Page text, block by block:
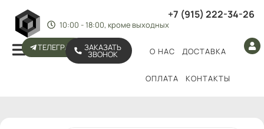
+7 (915) 222-34-26
10:00 - 18:00, кроме выходных
ТЕЛЕГРАМ ЗАКАЗАТЬ
ЗВОНОК О НАС ДОСТАВКА
ОПЛАТА КОНТАКТЫ